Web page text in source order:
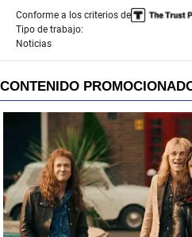
Conforme a los criterios de
Tipo de trabajo:
Noticias